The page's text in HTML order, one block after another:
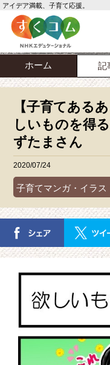
アイデア満載、子育て応援。
ホーム 記
【子育てある
しいものを得
ずたまさん
2020/07/24
子育てマンガ・イラス